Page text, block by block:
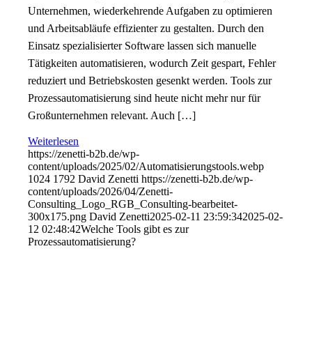
Unternehmen, wiederkehrende Aufgaben zu optimieren
und Arbeitsabläufe effizienter zu gestalten. Durch den
Einsatz spezialisierter Software lassen sich manuelle
Tätigkeiten automatisieren, wodurch Zeit gespart, Fehler
reduziert und Betriebskosten gesenkt werden. Tools zur
Prozessautomatisierung sind heute nicht mehr nur für
Großunternehmen relevant. Auch […]
Weiterlesen
https://zenetti-b2b.de/wp-
content/uploads/2025/02/Automatisierungstools.webp
1024 1792 David Zenetti https://zenetti-b2b.de/wp-
content/uploads/2026/04/Zenetti-
Consulting_Logo_RGB_Consulting-bearbeitet-
300x175.png David Zenetti2025-02-11 23:59:342025-02-
12 02:48:42Welche Tools gibt es zur
Prozessautomatisierung?